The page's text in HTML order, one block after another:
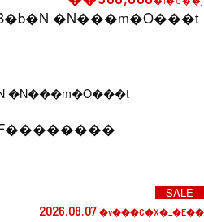
�N���m�O���t
��������
SALE
2026.08.07 �v���C�X�_�E��